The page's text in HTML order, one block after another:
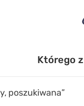
Którego
poszukiwana”